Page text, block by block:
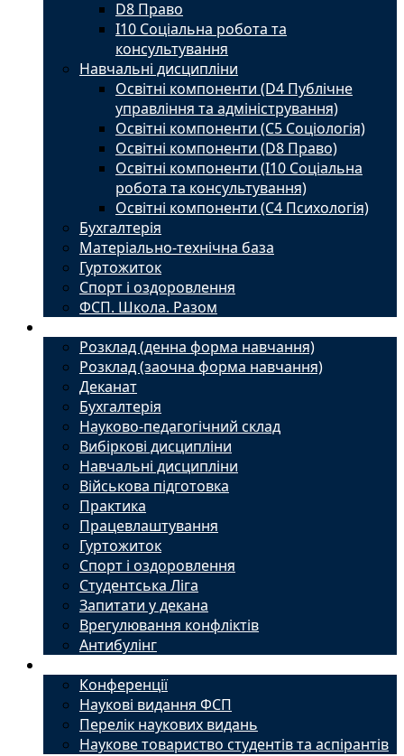
D8 Право
I10 Соціальна робота та
консультування
Навчальні дисципліни
Освітні компоненти (D4 Публічне
управління та адміністрування)
Освітні компоненти (С5 Соціологія)
Освітні компоненти (D8 Право)
Освітні компоненти (I10 Соціальна
робота та консультування)
Освітні компоненти (С4 Психологія)
Бухгалтерія
Матеріально-технічна база
Гуртожиток
Спорт і оздоровлення
ФСП. Школа. Разом
Розклад (денна форма навчання)
Розклад (заочна форма навчання)
Деканат
Бухгалтерія
Науково-педагогічний склад
Вибіркові дисципліни
Навчальні дисципліни
Військова підготовка
Практика
Працевлаштування
Гуртожиток
Спорт і оздоровлення
Студентська Ліга
Запитати у декана
Врегулювання конфліктів
Антибулінг
Конференції
Наукові видання ФСП
Перелік наукових видань
Наукове товариство студентів та аспірантів